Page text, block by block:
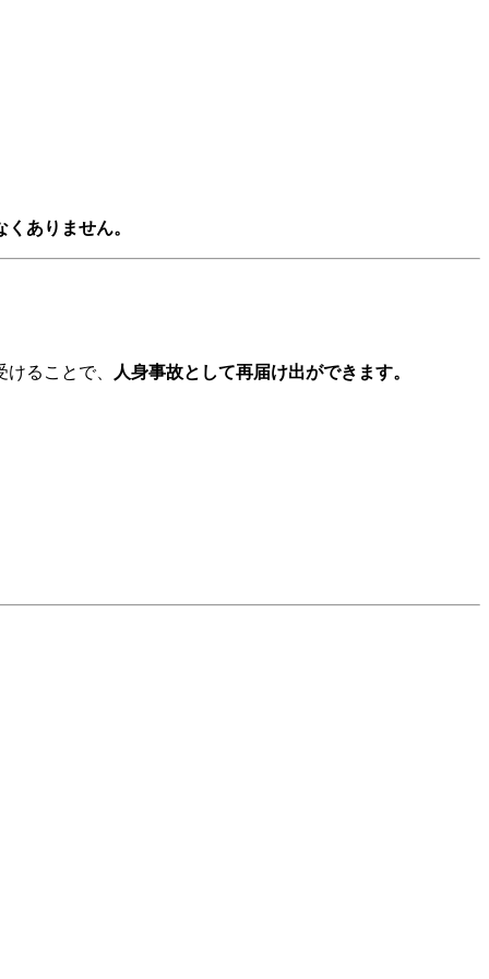
ありません。
ることで、 人身事故として再届け出ができます。